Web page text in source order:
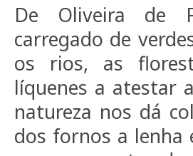
De Oliveira de
carregado de
os rios, as
líquenes a atestar
natureza nos dá
dos fornos a lenha